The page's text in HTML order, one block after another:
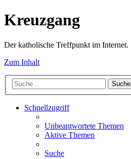
Kreuzgang
Der katholische Treffpunkt im Internet.
Zum Inhalt
Suche
Schnellzugriff
Unbeantwortete Themen
Aktive Themen
Suche